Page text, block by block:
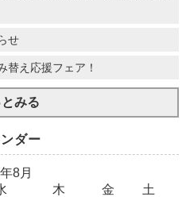
せ
替え応援フェア！
とみる
ダー
8月
木 金
土